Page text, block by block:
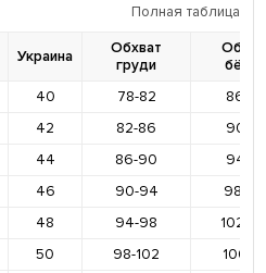
Полная таблица
Украина
Обхват
груди
40 78-82
86-
42 82-86
90-
44 86-90
94-
46 90-94
98-
48 94-98
102-
50 98-102
106-